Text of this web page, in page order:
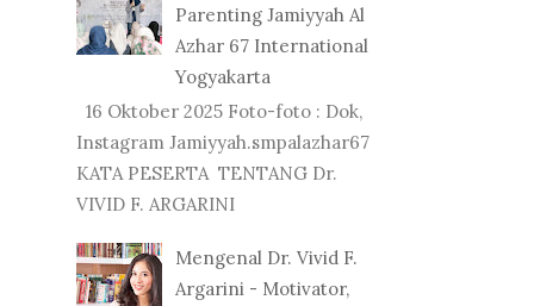
Parenting Jamiyyah Al
Azhar 67 International
Yogyakarta
16 Oktober 2025 Foto-foto : Dok,
Instagram Jamiyyah.smpalazhar67
KATA PESERTA TENTANG Dr.
VIVID F. ARGARINI
Mengenal Dr. Vivid F.
Argarini - Motivator,